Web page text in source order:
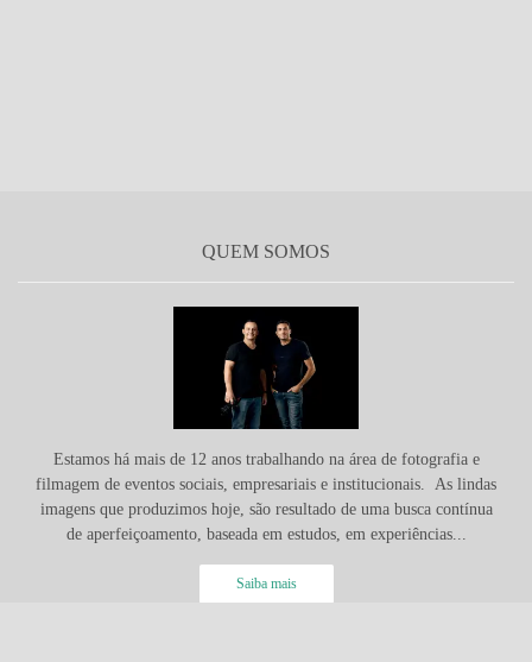
QUEM SOMOS
Estamos há mais de 12 anos trabalhando na área de fotografia e
filmagem de eventos sociais, empresariais e institucionais. As lindas
imagens que produzimos hoje, são resultado de uma busca contínua
de aperfeiçoamento, baseada em estudos, em experiências...
Saiba mais